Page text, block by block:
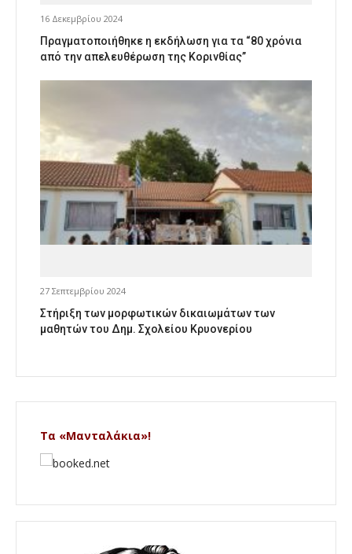
16 Δεκεμβρίου 2024
Πραγματοποιήθηκε η εκδήλωση για τα “80 χρόνια
από την απελευθέρωση της Κορινθίας”
27 Σεπτεμβρίου 2024
Στήριξη των μορφωτικών δικαιωμάτων των
μαθητών του Δημ. Σχολείου Κρυονερίου
Τα «Μανταλάκια»!